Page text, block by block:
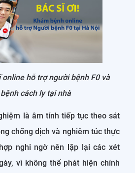
online hỗ trợ người bệnh F0 và
cách ly tại nhà
là âm tính tiếp tục theo sát
chống dịch và nghiêm túc thực
nghi ngờ nên lặp lại các xét
vì không thể phát hiện chính